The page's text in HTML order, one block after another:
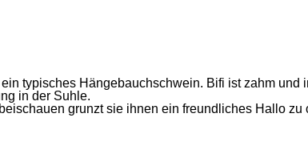
typisches Hängebauchschwein. Bifi ist zahm
in der Suhle.
grunzt sie ihnen ein freundliches Hallo